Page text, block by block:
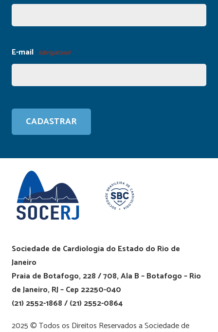
E-mail (obrigatório)
Sociedade de Cardiologia do Estado do Rio de
Janeiro
Praia de Botafogo, 228 / 708, Ala B – Botafogo – Rio
de Janeiro, RJ – Cep 22250-040
(21) 2552-1868 / (21) 2552-0864
2025 © Todos os Direitos Reservados a Sociedade de